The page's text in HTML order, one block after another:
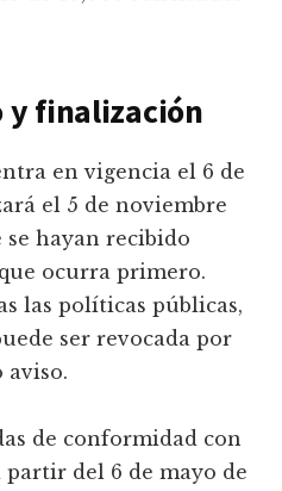
y finalización
en vigencia el 6 de
el 5 de noviembre
se hayan recibido
ocurra primero.
las políticas públicas,
ser revocada por
de conformidad con
del 6 de mayo de